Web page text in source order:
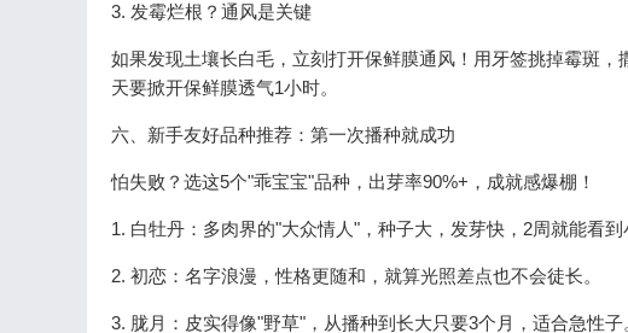
3. 发霉烂根？通风是关键
如果发现土壤长白毛，立刻打开保鲜膜通风！用牙签挑掉霉斑
天要掀开保鲜膜透气1小时。
六、新手友好品种推荐：第一次播种就成功
怕失败？选这5个"乖宝宝"品种，出芽率90%+，成就感爆棚！
1. 白牡丹：多肉界的"大众情人"，种子大，发芽快，2周就能看到
2. 初恋：名字浪漫，性格更随和，就算光照差点也不会徒长。
3. 胧月：皮实得像"野草"，从播种到长大只要3个月，适合急性子